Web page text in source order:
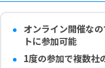
オンライン開催な
トに参加可能
1度の参加で複数社